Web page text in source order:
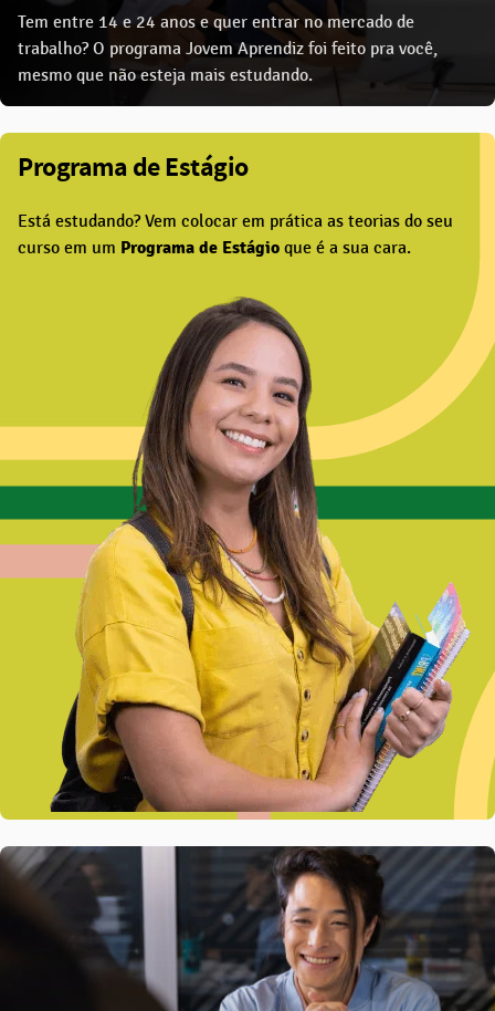
Tem entre 14 e 24 anos e quer entrar no mercado de
trabalho? O programa Jovem Aprendiz foi feito pra você,
mesmo que não esteja mais estudando.
Programa de Estágio
Está estudando? Vem colocar em prática as teorias do seu
curso em um Programa de Estágio que é a sua cara.